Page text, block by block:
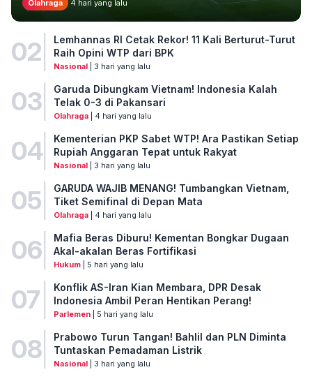
Olahraga 4 hari yang lalu
02
Lemhannas RI Cetak Rekor! 11 Kali Berturut-Turut
Raih Opini WTP dari BPK
Nasional| 3 hari yang lalu
03
Garuda Dibungkam Vietnam! Indonesia Kalah
Telak 0-3 di Pakansari
Olahraga| 4 hari yang lalu
04
Kementerian PKP Sabet WTP! Ara Pastikan Setiap
Rupiah Anggaran Tepat untuk Rakyat
Nasional| 3 hari yang lalu
05
GARUDA WAJIB MENANG! Tumbangkan Vietnam,
Tiket Semifinal di Depan Mata
Olahraga| 4 hari yang lalu
06
Mafia Beras Diburu! Kementan Bongkar Dugaan
Akal-akalan Beras Fortifikasi
Hukum| 5 hari yang lalu
07
Konflik AS-Iran Kian Membara, DPR Desak
Indonesia Ambil Peran Hentikan Perang!
Parlemen| 5 hari yang lalu
08
Prabowo Turun Tangan! Bahlil dan PLN Diminta
Tuntaskan Pemadaman Listrik
Nasional| 3 hari yang lalu